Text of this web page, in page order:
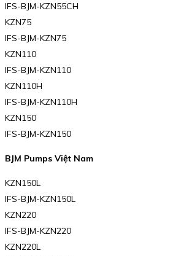
IFS-BJM-KZN55CH
KZN75
IFS-BJM-KZN75
KZN110
IFS-BJM-KZN110
KZN110H
IFS-BJM-KZN110H
KZN150
IFS-BJM-KZN150
BJM Pumps Việt Nam
KZN150L
IFS-BJM-KZN150L
KZN220
IFS-BJM-KZN220
KZN220L